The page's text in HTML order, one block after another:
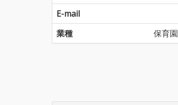
E-mail
業種
保育園